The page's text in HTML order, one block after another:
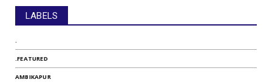
LABELS
.
.FEATURED
AMBIKAPUR